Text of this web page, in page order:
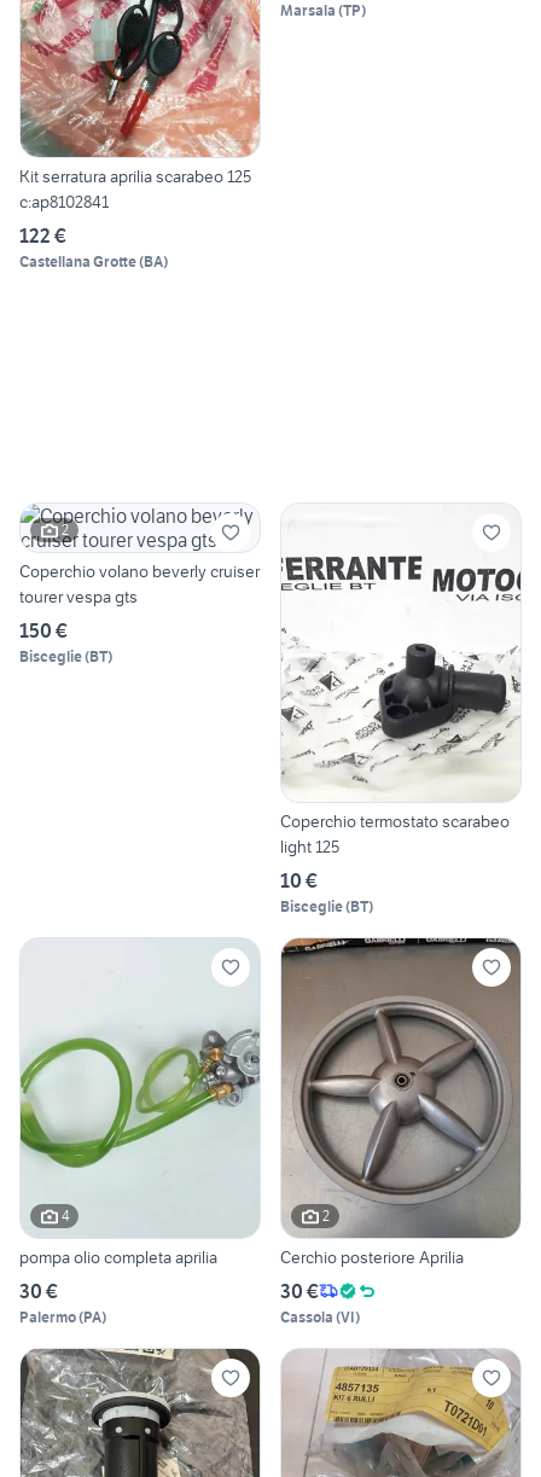
Kit serratura aprilia scarabeo 125
c:ap8102841
122 €
Castellana Grotte(BA)
Marsala (TP)
2
Coperchio volano beverly cruiser
tourer vespa gts
150 €
Bisceglie(BT)
Coperchio termostato scarabeo
light 125
10 €
Bisceglie(BT)
4
pompa olio completa aprilia
30 €
Palermo(PA)
2
Cerchio posteriore Aprilia
30 €
Cassola (VI)